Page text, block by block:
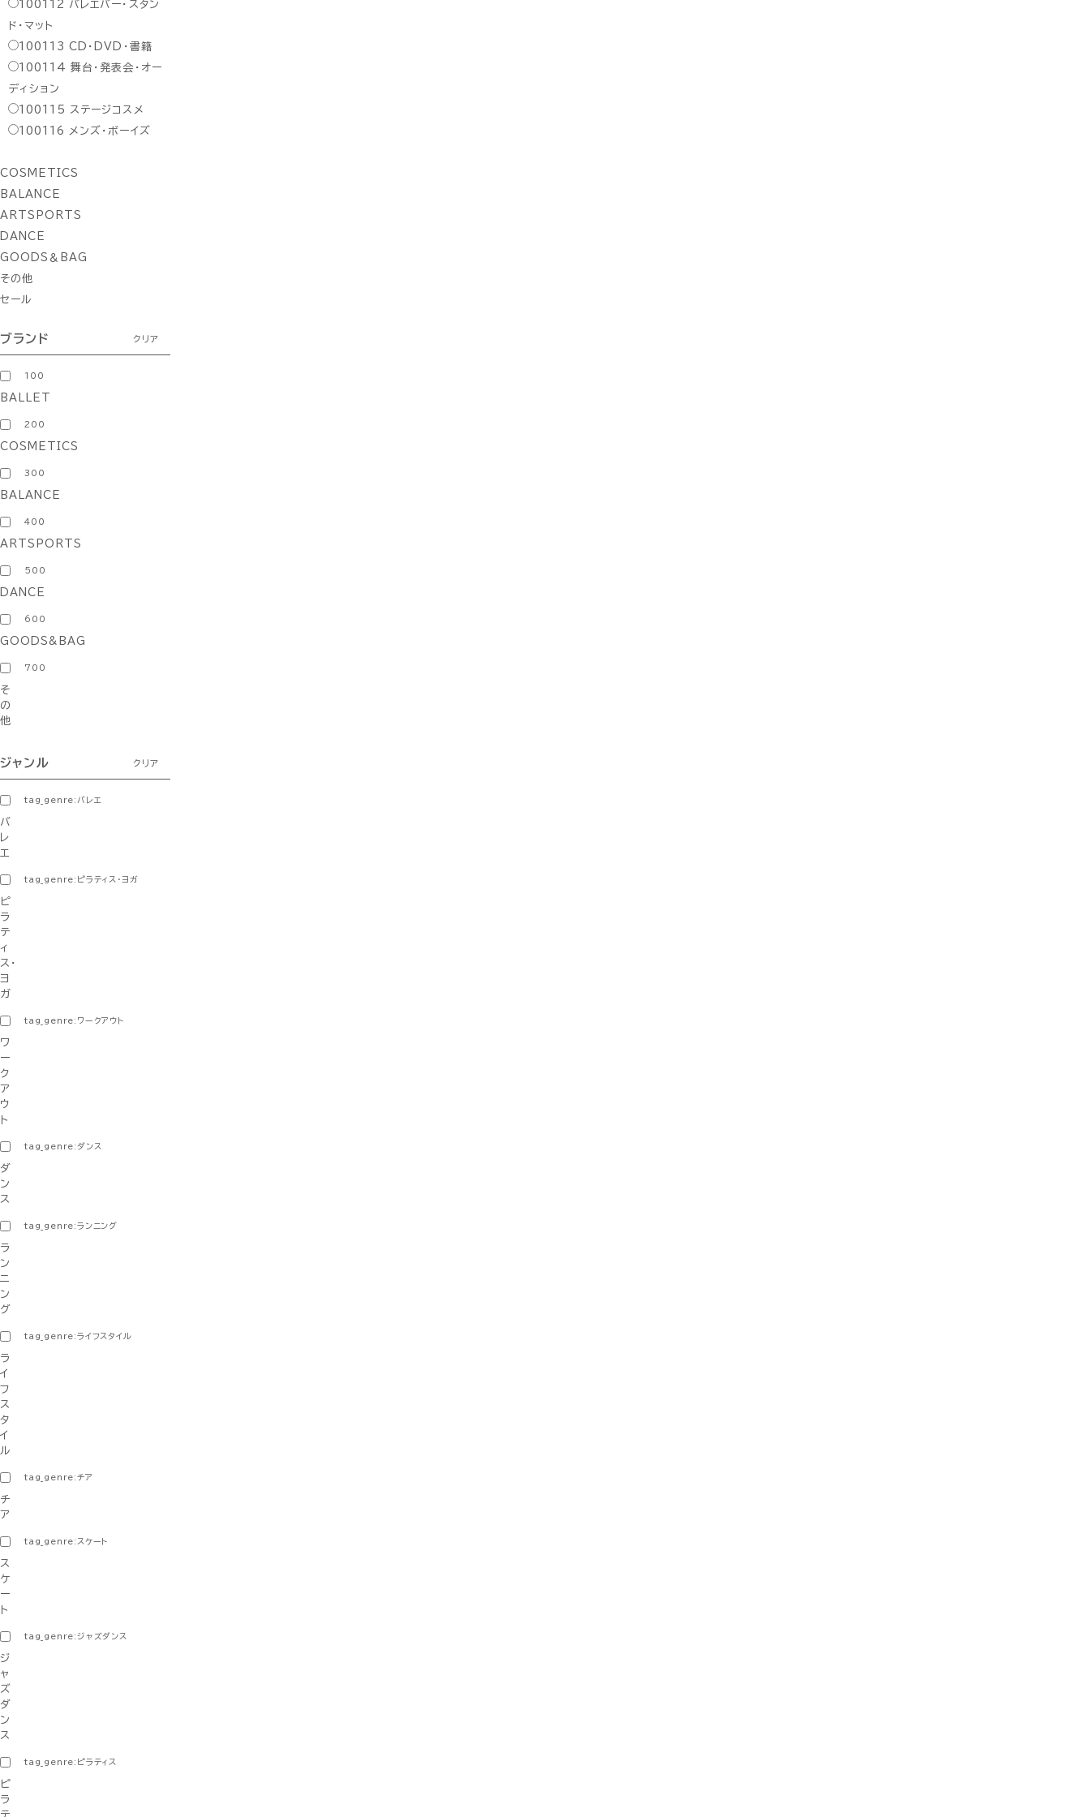
100112
バレエバー・スタン
ド・マット
100113 CD・DVD・書籍
100114 舞台・発表会・オー
ディション
100115
ステージコスメ
100116
メンズ・ボーイズ
COSMETICS
BALANCE
ARTSPORTS
DANCE
GOODS＆BAG
その他
セール
ブランド クリア
100
BALLET
200
COSMETICS
300
BALANCE
400
ARTSPORTS
500
DANCE
600
GOODS&BAG
700
そ
の
他
ジャンル クリア
tag_genre:バレエ
バ
レ
エ
tag_genre:ピラティス・ヨガ
ピ
ラ
テ
ィ
ス・
ヨ
ガ
tag_genre:ワークアウト
ワ
ー
ク
ア
ウ
ト
tag_genre:ダンス
ダ
ン
ス
tag_genre:ランニング
ラ
ン
ニ
ン
グ
tag_genre:ライフスタイル
ラ
イ
フ
ス
タ
イ
ル
tag_genre:チア
チ
ア
tag_genre:スケート
ス
ケ
ー
ト
tag_genre:ジャズダンス
ジ
ャ
ズ
ダ
ン
ス
tag_genre:ピラティス
ピ
ラ